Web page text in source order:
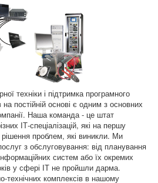
техніки і підтримка програмного
постійній основі є одним з основних
Наша команда - це штат
ІТ-спеціалізацій, які на першу
проблем, які виникли. Ми
з обслуговування: від планування
систем або їх окремих
у сфері ІТ не пройшли дарма.
технічних комплексів в нашому